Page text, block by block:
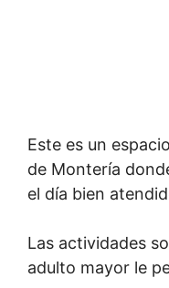
Este es un
de Montería
el día bien
Las actividades
adulto mayor le